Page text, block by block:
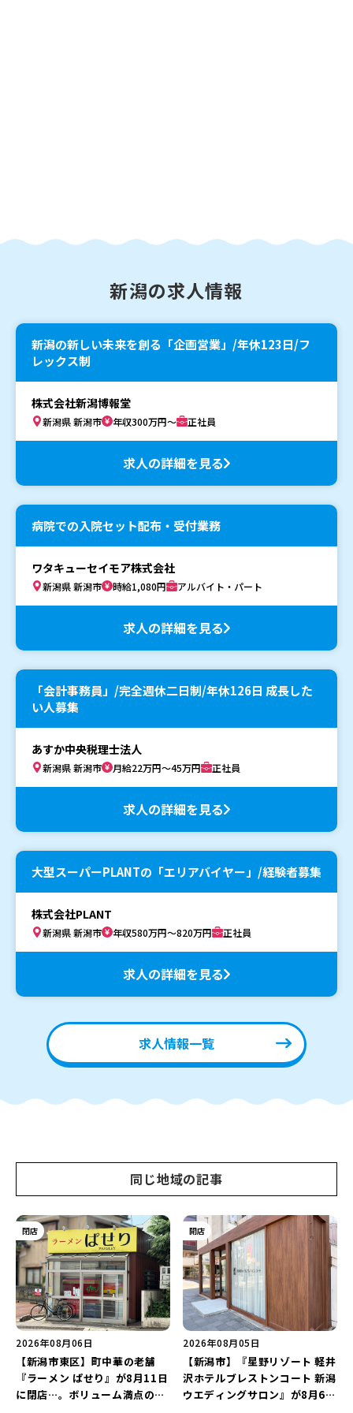
新潟の求人情報
新潟の新しい未来を創る「企画営業」/年休123日/フ
レックス制
株式会社新潟博報堂
新潟県 新潟市 年収300万円～ 正社員
求人の詳細を見る
病院での入院セット配布・受付業務
ワタキューセイモア株式会社
新潟県 新潟市 時給1,080円 アルバイト・パート
求人の詳細を見る
「会計事務員」/完全週休二日制/年休126日 成長した
い人募集
あすか中央税理士法人
新潟県 新潟市 月給22万円～45万円 正社員
求人の詳細を見る
大型スーパーPLANTの「エリアバイヤー」/経験者募集
株式会社PLANT
新潟県 新潟市 年収580万円～820万円 正社員
求人の詳細を見る
求人情報一覧
同じ地域の記事
閉店
2026年08月06日
【新潟市東区】町中華の老舗
『ラーメン ぱせり』が8月11日
に閉店…。ボリューム満点の名
開店
2026年08月05日
【新潟市】『星野リゾート 軽井
沢ホテルブレストンコート 新潟
ウエディングサロン』が8月6日